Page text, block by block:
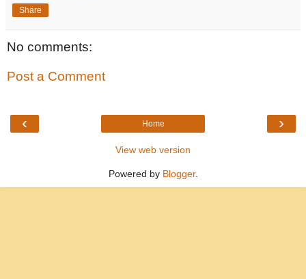
Share
No comments:
Post a Comment
‹ ›
Home
View web version
Powered by Blogger.